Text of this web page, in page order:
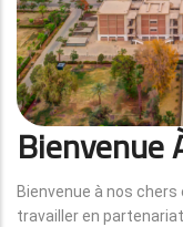
Bienvenue
Bienvenue à nos
travailler en